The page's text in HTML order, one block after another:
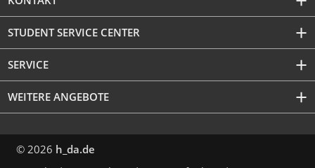
STUDENT SERVICE CENTER
SERVICE
WEITERE ANGEBOTE
© 2026 h_da.de